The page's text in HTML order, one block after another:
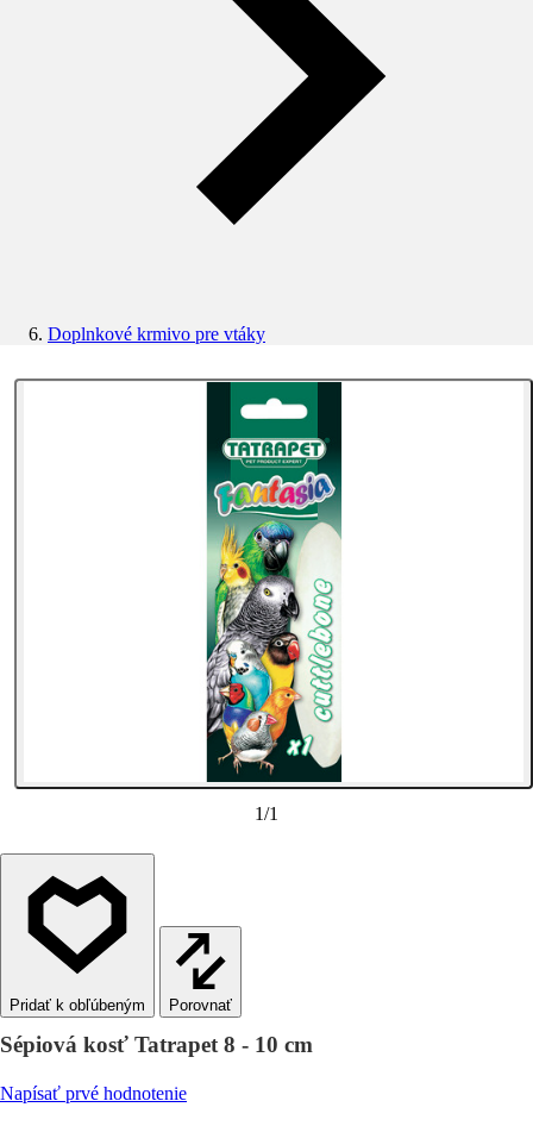
Doplnkové krmivo pre vtáky
1/1
Porovnať
Sépiová kosť Tatrapet 8 - 10 cm
Napísať prvé hodnotenie